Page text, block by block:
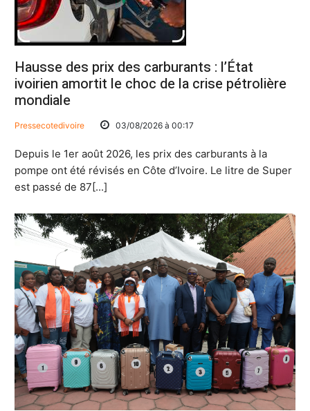
Hausse des prix des carburants : l’État
ivoirien amortit le choc de la crise pétrolière
mondiale
Pressecotedivoire 03/08/2026 à 00:17
Depuis le 1er août 2026, les prix des carburants à la
pompe ont été révisés en Côte d’Ivoire. Le litre de Super
est passé de 87[...]